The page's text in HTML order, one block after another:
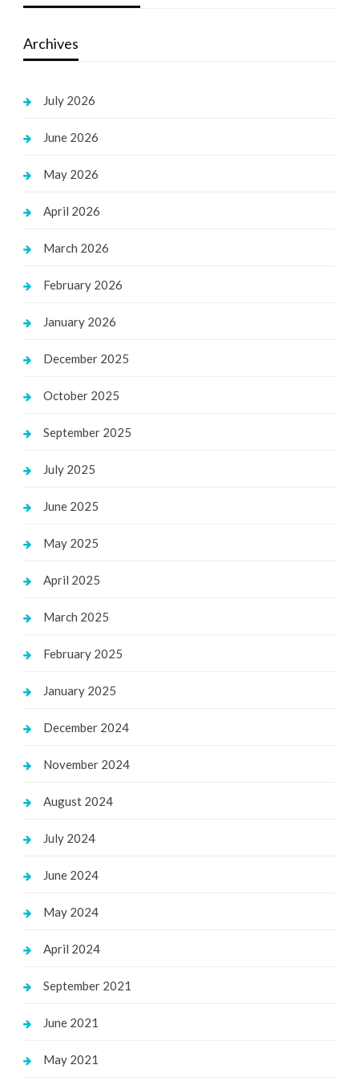
Archives
July 2026
June 2026
May 2026
April 2026
March 2026
February 2026
January 2026
December 2025
October 2025
September 2025
July 2025
June 2025
May 2025
April 2025
March 2025
February 2025
January 2025
December 2024
November 2024
August 2024
July 2024
June 2024
May 2024
April 2024
September 2021
June 2021
May 2021